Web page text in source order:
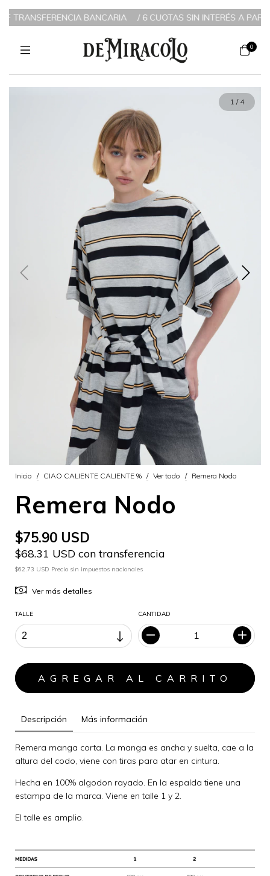
BANCARIA /6 CUOTAS SIN INTERÉS A PARTIR DE $200.000 / 3
0
1 / 4
Inicio / CIAO CALIENTE CALIENTE % / Ver todo / Remera Nodo
Remera Nodo
$75.90 USD
$68.31 USD con transferencia
$62.73 USD Precio sin impuestos nacionales
Ver más detalles
TALLE CANTIDAD
Descripción Más información
Remera manga corta. La manga es ancha y suelta, cae a la
altura del codo, viene con tiras para atar en cintura.
Hecha en 100% algodon rayado. En la espalda tiene una
estampa de la marca. Viene en talle 1 y 2.
El talle es amplio.